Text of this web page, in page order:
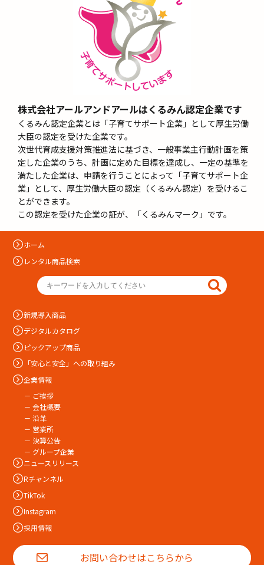
株式会社アールアンドアールはくるみん認定企業です
くるみん認定企業とは「子育てサポート企業」として厚生労働
大臣の認定を受けた企業です。
次世代育成支援対策推進法に基づき、一般事業主行動計画を策
定した企業のうち、計画に定めた目標を達成し、一定の基準を
満たした企業は、申請を行うことによって「子育てサポート企
業」として、厚生労働大臣の認定（くるみん認定）を受けるこ
とができます。
この認定を受けた企業の証が、「くるみんマーク」です。
ホーム
レンタル商品検索
新規導入商品
デジタルカタログ
ピックアップ商品
「安心と安全」への取り組み
企業情報
－ ご挨拶
－ 会社概要
－ 沿革
－ 営業所
－ 決算公告
－ グループ企業
ニュースリリース
Rチャンネル
TikTok
Instagram
採用情報
お問い合わせはこちらから